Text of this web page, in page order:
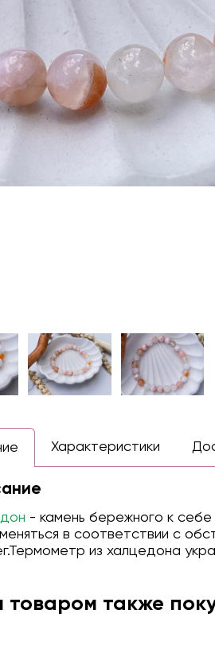
Характеристики
- камень бережного к себе
в соответствии с
из халцедона
товаром также